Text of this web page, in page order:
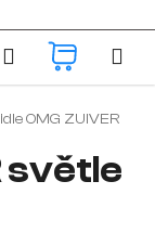
Hledat
OMG ZUIVER
světle